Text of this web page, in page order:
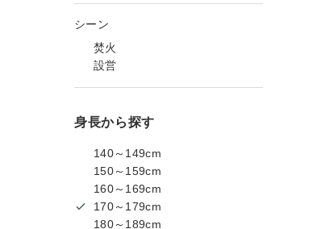
シーン
焚火
設営
身長から探す
140～149cm
150～159cm
160～169cm
170～179cm
180～189cm